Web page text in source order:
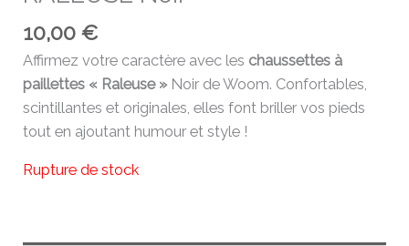
10,00€
Affirmez votre caractère avec les chaussettes à
paillettes « Raleuse » Noir de Woom. Confortables,
scintillantes et originales, elles font briller vos pieds
tout en ajoutant humour et style !
Rupture de stock